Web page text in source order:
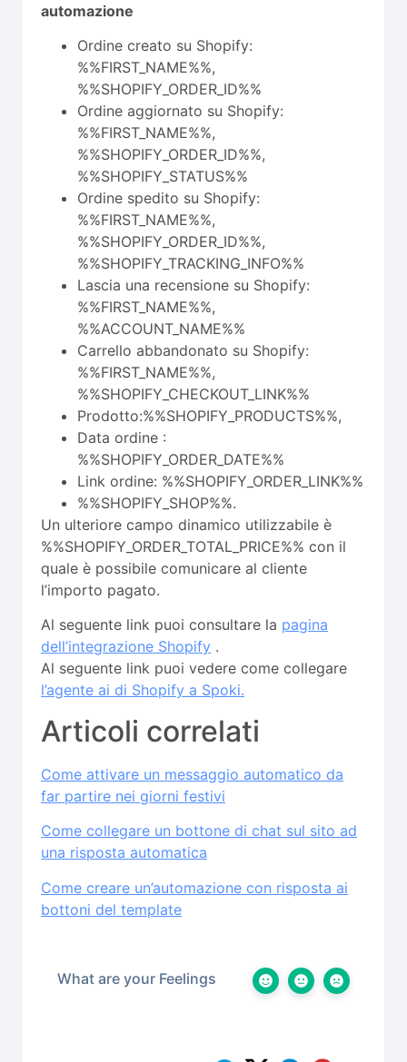
automazione
Ordine creato su Shopify:
%%FIRST_NAME%%,
%%SHOPIFY_ORDER_ID%%
Ordine aggiornato su Shopify:
%%FIRST_NAME%%,
%%SHOPIFY_ORDER_ID%%,
%%SHOPIFY_STATUS%%
Ordine spedito su Shopify:
%%FIRST_NAME%%,
%%SHOPIFY_ORDER_ID%%,
%%SHOPIFY_TRACKING_INFO%%
Lascia una recensione su Shopify:
%%FIRST_NAME%%,
%%ACCOUNT_NAME%%
Carrello abbandonato su Shopify:
%%FIRST_NAME%%,
%%SHOPIFY_CHECKOUT_LINK%%
Prodotto:%%SHOPIFY_PRODUCTS%%,
Data ordine :
%%SHOPIFY_ORDER_DATE%%
Link ordine: %%SHOPIFY_ORDER_LINK%%
%%SHOPIFY_SHOP%%.
Un ulteriore campo dinamico utilizzabile è
%%SHOPIFY_ORDER_TOTAL_PRICE%% con il
quale è possibile comunicare al cliente
l’importo pagato.
Al seguente link puoi consultare la pagina
dell’integrazione Shopify .
Al seguente link puoi vedere come collegare
l’agente ai di Shopify a Spoki.
Articoli correlati
Come attivare un messaggio automatico da
far partire nei giorni festivi
Come collegare un bottone di chat sul sito ad
una risposta automatica
Come creare un’automazione con risposta ai
bottoni del template
What are your Feelings